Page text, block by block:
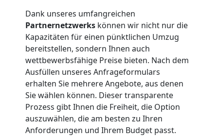
Dank unseres umfangreichen
Partnernetzwerks können wir nicht nur die
Kapazitäten für einen pünktlichen Umzug
bereitstellen, sondern Ihnen auch
wettbewerbsfähige Preise bieten. Nach dem
Ausfüllen unseres Anfrageformulars
erhalten Sie mehrere Angebote, aus denen
Sie wählen können. Dieser transparente
Prozess gibt Ihnen die Freiheit, die Option
auszuwählen, die am besten zu Ihren
Anforderungen und Ihrem Budget passt.
Beiladung
Leonding
Mini
Umzug
Leonding